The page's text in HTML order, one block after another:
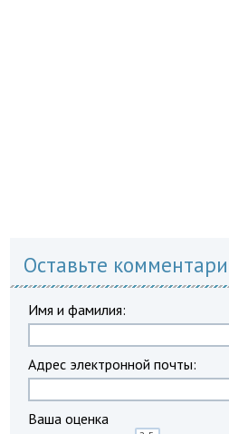
Оставьте
Имя и фамилия:
Адрес электронной почты:
Ваша оценка